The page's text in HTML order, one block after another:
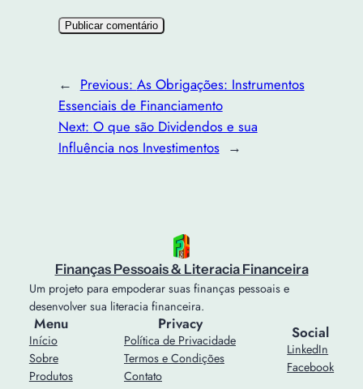
← Previous: As Obrigações: Instrumentos
Essenciais de Financiamento
Next: O que são Dividendos e sua
Influência nos Investimentos →
Finanças Pessoais & Literacia Financeira
Um projeto para empoderar suas finanças pessoais e
desenvolver sua literacia financeira.
Menu
Início
Sobre
Produtos
Privacy
Política de Privacidade
Termos e Condições
Contato
Social
LinkedIn
Facebook